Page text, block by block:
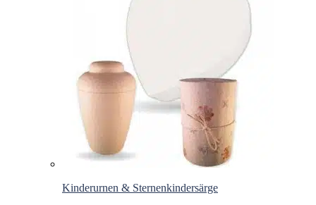
Kinderurnen & Sternenkindersärge